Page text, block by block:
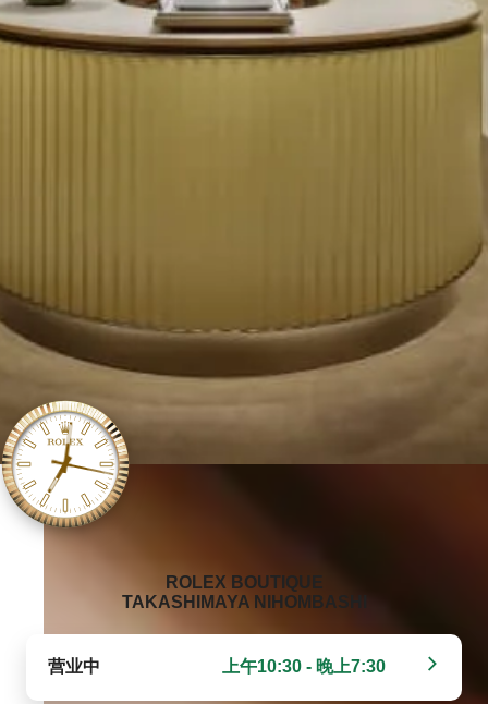
‭ROLEX BOUTIQUE
TAKASHIMAYA NIHOMBASHI‬
营业中 上午10:30 - 晚上7:30